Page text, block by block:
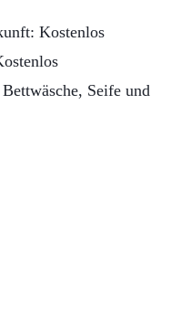
Kostenlos
Seife und